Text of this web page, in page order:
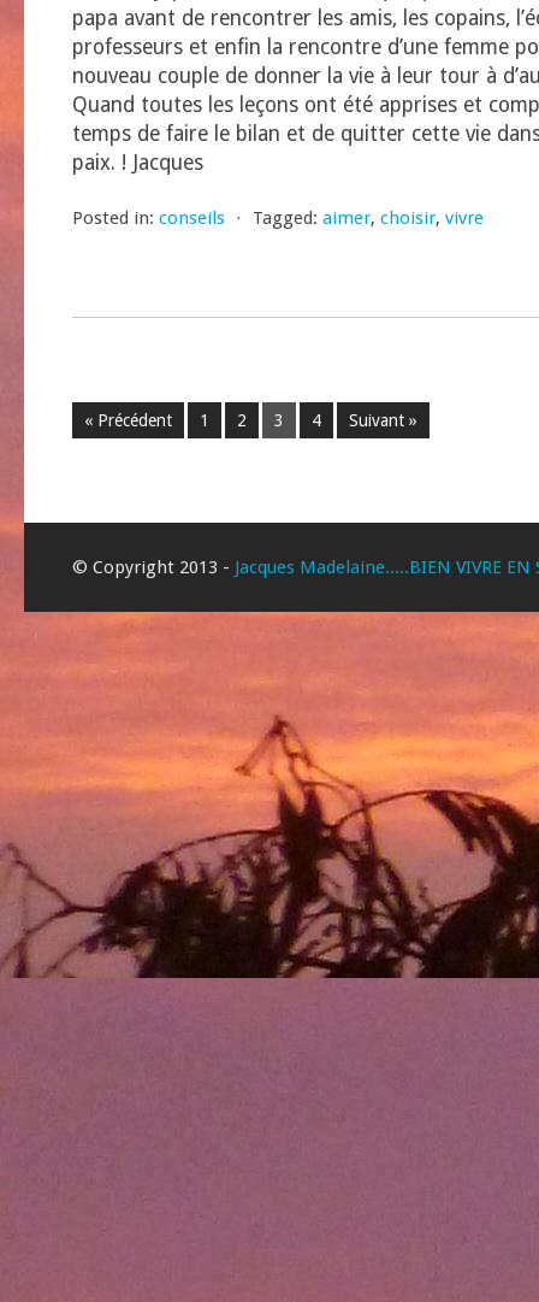
papa avant de rencontrer les amis, les copains,
professeurs et enfin la rencontre d’une femme
nouveau couple de donner la vie à leur tour à
Quand toutes les leçons ont été apprises et
temps de faire le bilan et de quitter cette vie
paix. ! Jacques
Posted in: conseils ⋅ Tagged: aimer, choisir, vivre
« Précédent 1 2 3 4 Suivant »
© Copyright 2013 - Jacques Madelaine.....BIEN VIVRE EN